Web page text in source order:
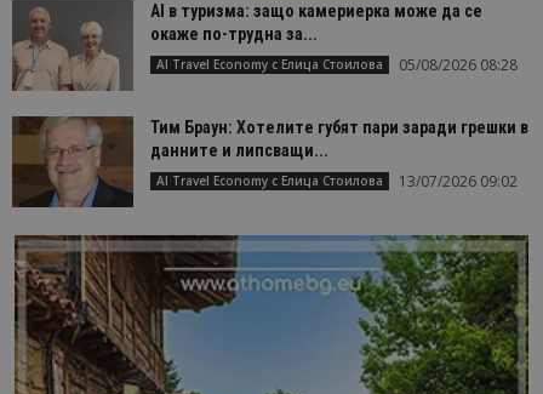
AI в туризма: защо камериерка може да се
окаже по-трудна за...
AI Travel Economy с Елица Стоилова 05/08/2026 08:28
Тим Браун: Хотелите губят пари заради грешки в
данните и липсващи...
AI Travel Economy с Елица Стоилова 13/07/2026 09:02